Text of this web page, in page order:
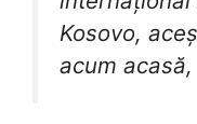
Kosovo,
acum